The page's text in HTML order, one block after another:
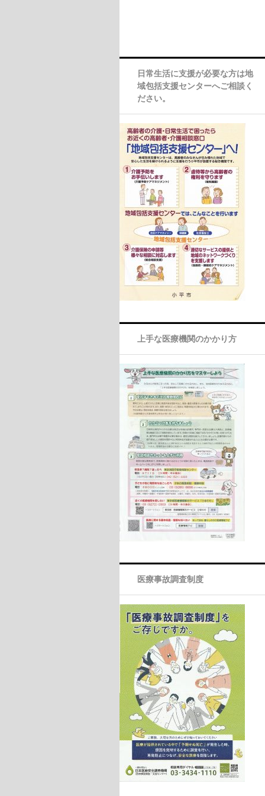
日常生活に支援が必要な方は地
域包括支援センターへご相談く
ださい。
上手な医療機関のかかり方
医療事故調査制度